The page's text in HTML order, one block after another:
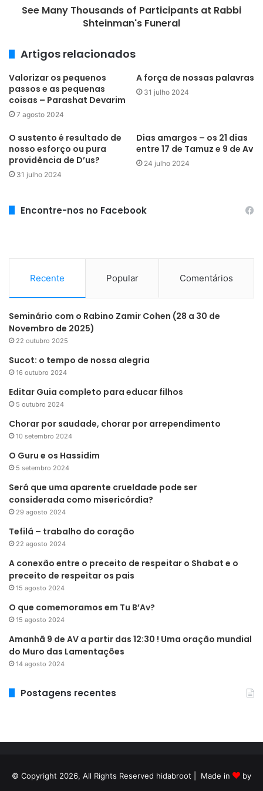
See Many Thousands of Participants at Rabbi
Shteinman's Funeral
Artigos relacionados
Valorizar os pequenos
passos e as pequenas
coisas – Parashat Devarim
7 agosto 2024
A força de nossas palavras
31 julho 2024
O sustento é resultado de
nosso esforço ou pura
providência de D’us?
31 julho 2024
Dias amargos – os 21 dias
entre 17 de Tamuz e 9 de Av
24 julho 2024
Encontre-nos no Facebook
Recente Popular Comentários
Seminário com o Rabino Zamir Cohen (28 a 30 de
Novembro de 2025)
22 outubro 2025
Sucot: o tempo de nossa alegria
16 outubro 2024
Editar Guia completo para educar filhos
5 outubro 2024
Chorar por saudade, chorar por arrependimento
10 setembro 2024
O Guru e os Hassidim
5 setembro 2024
Será que uma aparente crueldade pode ser
considerada como misericórdia?
29 agosto 2024
Tefilá – trabalho do coração
22 agosto 2024
A conexão entre o preceito de respeitar o Shabat e o
preceito de respeitar os pais
15 agosto 2024
O que comemoramos em Tu B’Av?
15 agosto 2024
Amanhã 9 de AV a partir das 12:30 ! Uma oração mundial
do Muro das Lamentações
14 agosto 2024
Postagens recentes
© Copyright 2026, All Rights Reserved hidabroot | Made in
by